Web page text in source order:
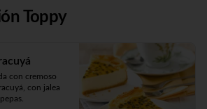
Toppy
con cremoso
con jalea